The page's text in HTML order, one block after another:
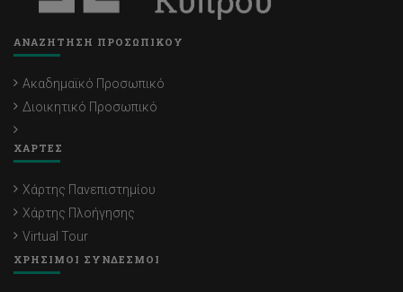
ΑΝΑΖΗΤΗΣΗ ΠΡΟΣΩΠΙΚΟΥ
Ακαδημαϊκό Προσωπικό
Διοικητικό Προσωπικό
ΧΑΡΤΕΣ
Χάρτης Πανεπιστημίου
Χάρτης Πλοήγησης
Virtual Tour
ΧΡΗΣΙΜΟΙ ΣΥΝΔΕΣΜΟΙ